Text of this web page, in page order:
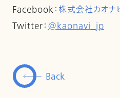
Facebook：株式会社カオナ
Twitter：@kaonavi_jp
Back